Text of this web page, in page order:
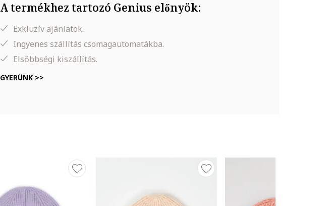
A termékhez tartozó Genius előnyök:
Exkluzív ajánlatok.
Ingyenes szállítás csomagautomatákba.
Elsőbbségi kiszállítás.
GYERÜNK >>